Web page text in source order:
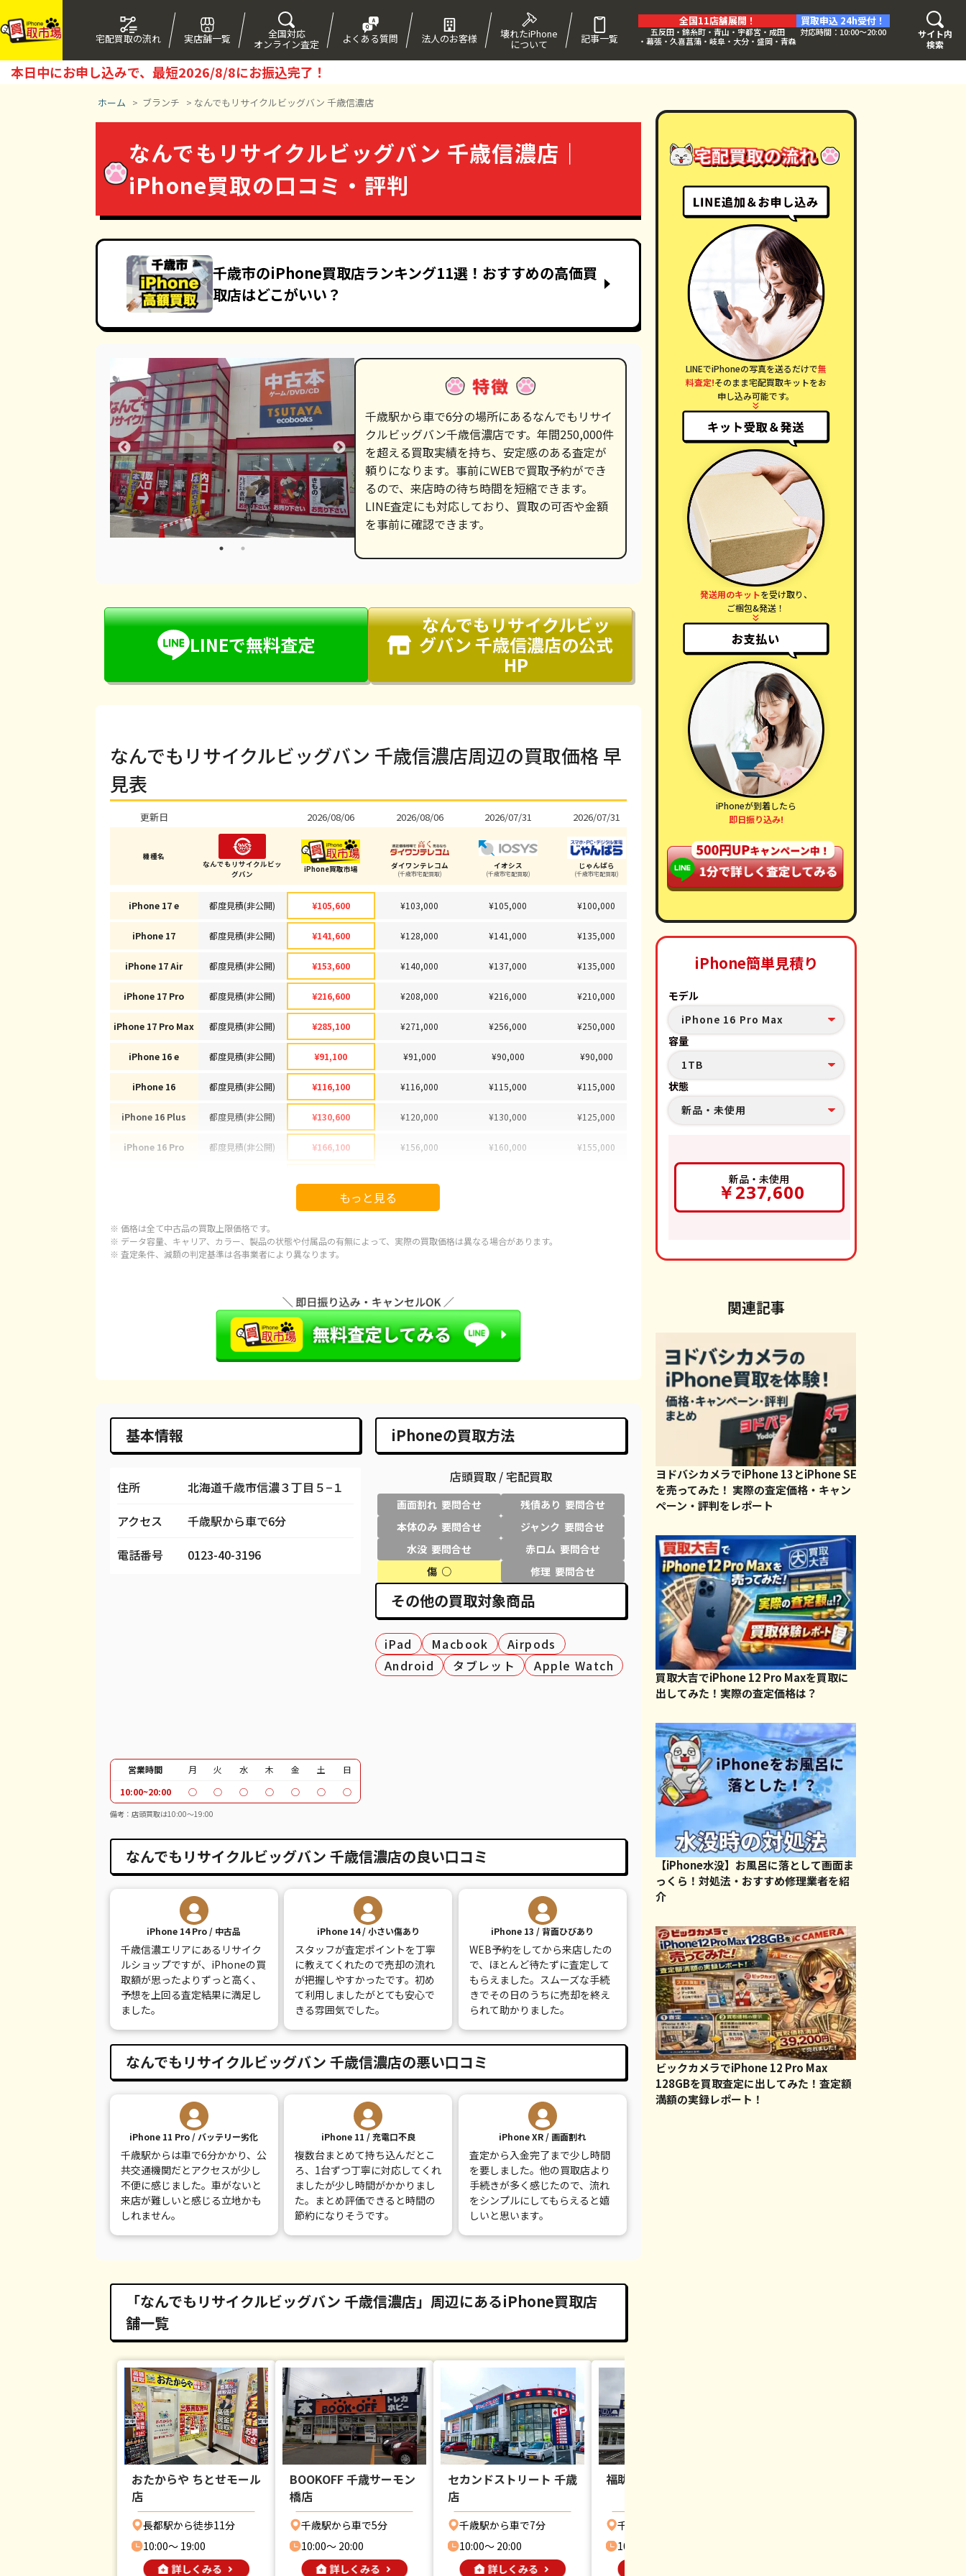
全国11店舗展開！
五反田・錦糸町・青山・宇都宮・成田
・幕張・久喜菖蒲・岐阜・大分・盛岡・青森
買取申込 24h受付！
対応時間：10:00〜20:00
宅配買取の流れ 実店舗一覧 全国対応
オンライン査定 よくある質問 法人のお客様 壊れたiPhone
について 記事一覧
サイト内
検索
本日中にお申し込みで、最短2026/8/8にお振込完了！
ホーム > ブランチ > なんでもリサイクルビッグバン 千歳信濃店
なんでもリサイクルビッグバン 千歳信濃店｜
iPhone買取の口コミ・評判
千歳市のiPhone買取店ランキング11選！おすすめの高価買
取店はどこがいい？
千歳駅から車で6分の場所にあるなんでもリサイ
クルビッグバン千歳信濃店です。年間250,000件
を超える買取実績を持ち、安定感のある査定が
頼りになります。事前にWEBで買取予約ができ
るので、来店時の待ち時間を短縮できます。
LINE査定にも対応しており、買取の可否や金額
を事前に確認できます。
LINEで無料査定
なんでもリサイクルビッ
グバン 千歳信濃店の公式
HP
なんでもリサイクルビッグバン 千歳信濃店周辺の買取価格 早
見表
更新日
機種名
iPhone 17 e
iPhone 17
iPhone 17 Air
iPhone 17 Pro
iPhone 17 Pro Max
iPhone 16 e
iPhone 16
iPhone 16 Plus
iPhone 16 Pro
iPhone 15 Plus
iPhone 14 Pro Max
iPhone 11 Pro Max
iPhone XR
iPhone XS
iPhone XS Max
iPhone X
iPhone 8 Plus
iPhone 8
なんでもリサイクルビッ
グバン
都度見積(非公開)
都度見積(非公開)
都度見積(非公開)
都度見積(非公開)
都度見積(非公開)
都度見積(非公開)
都度見積(非公開)
都度見積(非公開)
都度見積(非公開)
都度見積(非公開)
都度見積(非公開)
都度見積(非公開)
都度見積(非公開)
都度見積(非公開)
都度見積(非公開)
都度見積(非公開)
都度見積(非公開)
都度見積(非公開)
都度見積(非公開)
2026/08/06
iPhone買取市場
¥105,600
¥141,600
¥153,600
¥216,600
¥285,100
¥91,100
¥116,100
¥130,600
¥166,100
¥92,100
¥97,100
¥143,100
¥66,600
¥66,600
¥98,100
¥18,100
¥20,600
¥14,100
¥30,100
¥9,100
2026/08/06
ダイワンテレコム
(千歳市宅配買取)
¥103,000
¥128,000
¥140,000
¥208,000
¥271,000
¥91,000
¥116,000
¥120,000
¥156,000
¥89,000
¥127,000
¥66,000
¥65,000
¥95,000
¥50,000
¥69,000
¥25,000
¥48,000
¥14,000
¥15,000
¥10,000
¥13,000
¥8,000
2026/07/31
イオシス
(千歳市宅配買取)
¥105,000
¥141,000
¥137,000
¥216,000
¥256,000
¥90,000
¥115,000
¥130,000
¥160,000
¥88,000
¥66,000
¥60,000
¥93,000
¥45,000
¥44,000
¥58,000
¥27,000
¥45,000
¥15,000
¥17,000
¥11,000
¥13,000
¥8,500
2026/07/31
じゃんぱら
(千歳市宅配買取)
¥100,000
¥135,000
¥135,000
¥210,000
¥250,000
¥90,000
¥115,000
¥125,000
¥155,000
¥93,000
¥40,000
¥63,000
¥45,000
¥8,000
¥12,000
¥6,000
¥5,000
¥5,000
もっと見る
※ 価格は全て中古品の買取上限価格です。
※ データ容量、キャリア、カラー、製品の状態や付属品の有無によって、実際の買取価格は異なる場合があります。
※ 査定条件、減額の判定基準は各事業者により異なります。
基本情報
住所
北海道千歳市信濃３丁目５−１
アクセス
千歳駅から車で6分
電話番号
0123-40-3196
営業時間 月 火 水 木 金 土
日
10:00~20:00
○ ○ ○ ○ ○ ○ ○
備考：店頭買取は10:00〜19:00
iPhoneの買取方法
店頭買取 / 宅配買取
画面割れ 要問合せ
残債あり 要問合せ
本体のみ 要問合せ
ジャンク 要問合せ
水没 要問合せ
赤ロム 要問合せ
傷 ○
修理 要問合せ
その他の買取対象商品
iPad Macbook
Airpods
Android
タブレット Apple Watch
なんでもリサイクルビッグバン 千歳信濃店の良い口コミ
iPhone 14 Pro / 中古品
千歳信濃エリアにあるリサイク
ルショップですが、iPhoneの買
取額が思ったよりずっと高く、
予想を上回る査定結果に満足し
ました。
iPhone 14 / 小さい傷あり
スタッフが査定ポイントを丁寧
に教えてくれたので売却の流れ
が把握しやすかったです。初め
て利用しましたがとても安心で
きる雰囲気でした。
iPhone 13 / 背面ひびあり
WEB予約をしてから来店したの
で、ほとんど待たずに査定して
もらえました。スムーズな手続
きでその日のうちに売却を終え
られて助かりました。
なんでもリサイクルビッグバン 千歳信濃店の悪い口コミ
iPhone 11 Pro / バッテリー劣化
千歳駅からは車で6分かかり、公
共交通機関だとアクセスが少し
不便に感じました。車がないと
来店が難しいと感じる立地かも
しれません。
iPhone 11 / 充電口不良
複数台まとめて持ち込んだとこ
ろ、1台ずつ丁寧に対応してくれ
ましたが少し時間がかかりまし
た。まとめ評価できると時間の
節約になりそうです。
iPhone XR / 画面割れ
査定から入金完了まで少し時間
を要しました。他の買取店より
手続きが多く感じたので、流れ
をシンプルにしてもらえると嬉
しいと思います。
「なんでもリサイクルビッグバン 千歳信濃店」周辺にあるiPhone買取店
舗一覧
おたからや ちとせモール
店
長都駅から徒歩11分
10:00〜 19:00
BOOKOFF 千歳サーモン
橋店
千歳駅から車で5分
10:00〜 20:00
セカンドストリート 千歳
店
千歳駅から車で7分
10:00〜 20:00
福助 千歳店
千歳駅から車で6分
10:00〜 21:00
LINEでiPhoneの写真を送るだけで無
料査定!そのまま宅配買取キットをお
申し込み可能です。
発送用のキットを受け取り、
ご梱包&発送！
iPhoneが到着したら
即日振り込み!
iPhone簡単見積り
モデル
iPhone 16 Pro Max
容量
1TB
状態
新品・未使用
新品・未使用
￥237,600
関連記事
ヨドバシカメラでiPhone 13とiPhone SE
を売ってみた！ 実際の査定価格・キャン
ペーン・評判をレポート
買取大吉でiPhone 12 Pro Maxを買取に
出してみた！実際の査定価格は？
【iPhone水没】お風呂に落として画面ま
っくら！対処法・おすすめ修理業者を紹
介
ビックカメラでiPhone 12 Pro Max
128GBを買取査定に出してみた！査定額
満額の実録レポート！